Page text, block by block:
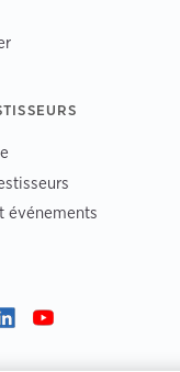
événements